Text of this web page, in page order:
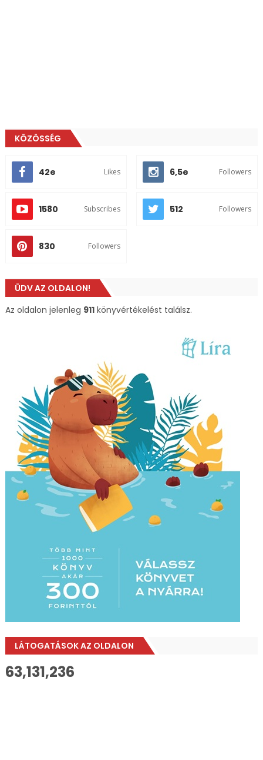
KÖZÖSSÉG
42e Likes 6,5e Followers
1580 Subscribes 512 Followers
830 Followers
ÜDV AZ OLDALON!
Az oldalon jelenleg 911könyvértékelést találsz.
LÁTOGATÁSOK AZ OLDALON
63,131,236